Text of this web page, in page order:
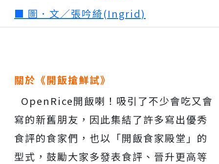
■ 圖．文／張吟綺(Ingrid)
關於《開飯搶鮮試》
OpenRice開飯喇！吸引了不少會吃又會
寫的新舊朋友，因此集結了許多寫出優秀
食評的食家們，也以「開飯食家殿堂」的
型式，鼓勵大家多發表食評、晉升更高等